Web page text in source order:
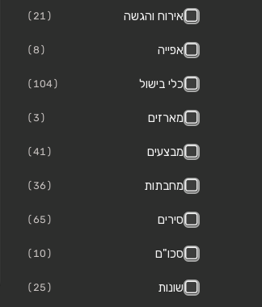
אירוח והגשה (21)
אפייה (8)
כלי בישול (104)
מארזים (3)
מבצעים (41)
מחבתות (36)
סירים (65)
סכו"ם (10)
שונות (25)